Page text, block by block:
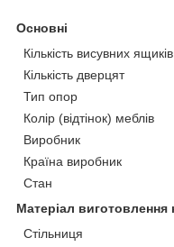
Основні
Кількість висувних ящиків
Кількість дверцят
Тип опор
Колір (відтінок) меблів
Виробник
Країна виробник
Стан
Матеріал виготовлення
Стільниця